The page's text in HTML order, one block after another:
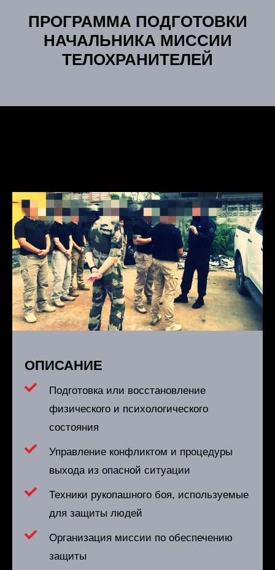
ПРОГРАММА ПОДГОТОВКИ
НАЧАЛЬНИКА МИССИИ
ТЕЛОХРАНИТЕЛЕЙ
ОПИСАНИЕ
Подготовка или восстановление
физического и психологического
состояния
Управление конфликтом и процедуры
выхода из опасной ситуации
Техники рукопашного боя, используемые
для защиты людей
Организация миссии по обеспечению
защиты